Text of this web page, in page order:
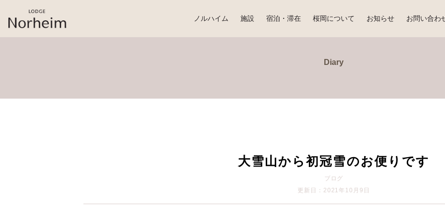
ノルハイム 施設 宿泊・滞在 桜岡について お知らせ お問い合わ
Diary
大雪山から初冠雪のお便りです
ブログ
更新日：2021年10月9日